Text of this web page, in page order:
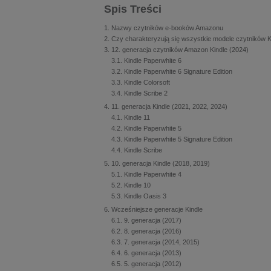
Spis Treści
Nazwy czytników e-booków Amazonu
Czy charakteryzują się wszystkie modele czytników
12. generacja czytników Amazon Kindle (2024)
Kindle Paperwhite 6
Kindle Paperwhite 6 Signature Edition
Kindle Colorsoft
Kindle Scribe 2
11. generacja Kindle (2021, 2022, 2024)
Kindle 11
Kindle Paperwhite 5
Kindle Paperwhite 5 Signature Edition
Kindle Scribe
10. generacja Kindle (2018, 2019)
Kindle Paperwhite 4
Kindle 10
Kindle Oasis 3
Wcześniejsze generacje Kindle
9. generacja (2017)
8. generacja (2016)
7. generacja (2014, 2015)
6. generacja (2013)
5. generacja (2012)